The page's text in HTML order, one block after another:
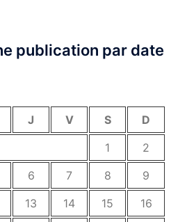
publication par date
J V S
D
1
2
6 7 8
9
13 14 15
16